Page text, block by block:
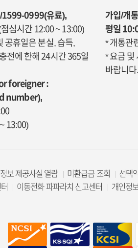
1599-0999(유료),
점심시간 12:00 ~ 13:00)
공휴일은 분실, 습득,
전에 한해 24시간 365일
foreigner :
number),
13:00)
가입/개
평일
* 개통관
* 요금 및
바랍니다.
보 제공사실 열람 미환급금 조회 선택
이동전화 파파라치 신고센터 개인정